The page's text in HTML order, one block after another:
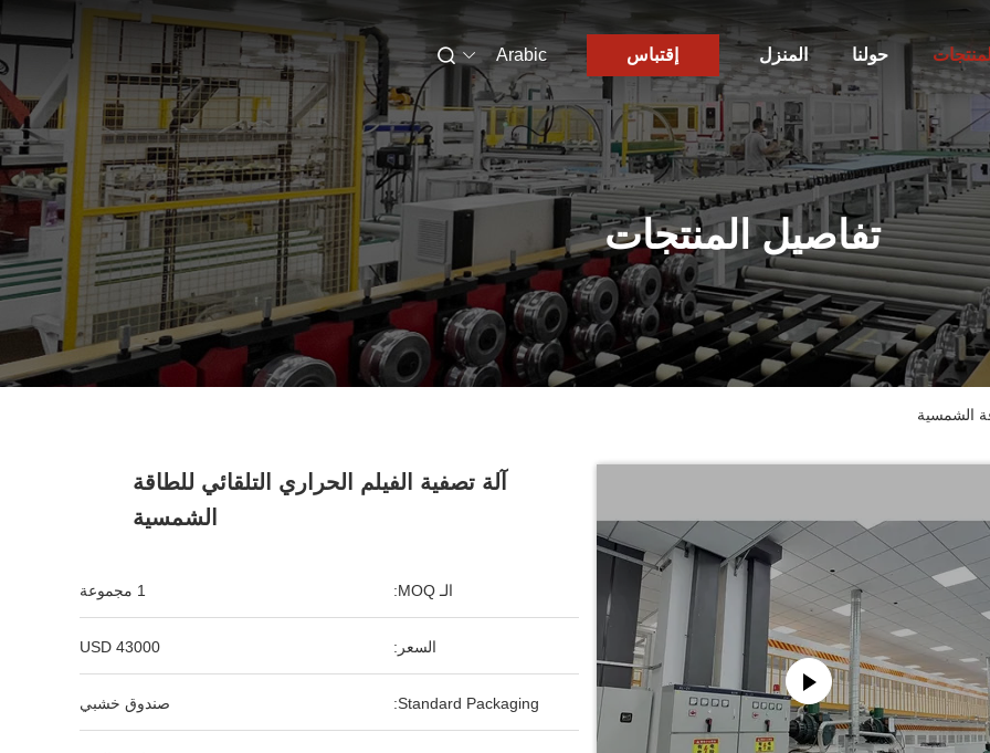
المنزل حولنا المنتجات إقتباس Arabic
تفاصيل المنتجات
الشمسية
آلة تصفية الفيلم الحراري التلقائي للطاقة
الشمسية
الـ MOQ: 1 مجموعة
السعر: 43000 USD
Standard Packaging: صندوق خشبي